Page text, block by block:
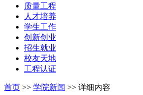
质量工程
人才培养
学生工作
创新创业
招生就业
校友天地
工程认证
首页 >> 学院新闻 >> 详细内容